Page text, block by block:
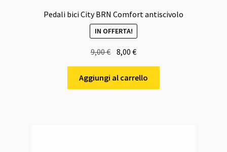
Pedali bici City BRN Comfort antiscivolo
IN OFFERTA!
9,00€
prezzo
originale
era:
8,00€Il
prezzo
attuale
è:
Aggiungi al carrello